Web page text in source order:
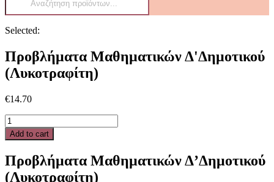
Selected:
Προβλήματα Μαθηματικών Δ'Δημοτικού
(Λυκοτραφίτη)
€14.70
Προβλήματα
Μαθηματικών
Δ'Δημοτικού
(Λυκοτραφίτη)
quantity
Add to cart
Προβλήματα Μαθηματικών Δ’Δημοτικού
(Λυκοτραφίτη)